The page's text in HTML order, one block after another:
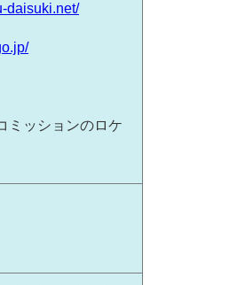
daisuki.net/
ミッションのロケ